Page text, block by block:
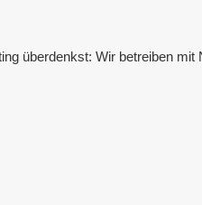
überdenkst: Wir betreiben